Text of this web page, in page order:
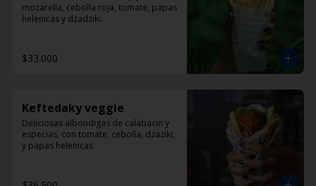
mozarella, cebolla roja, tomate, papas
helenicas y dzadziki.
$33.000
Keftedaky veggie
Deliciosas albondigas de calabacin y
especias, con tomate, cebolla, dzaziki,
y papas helenicas